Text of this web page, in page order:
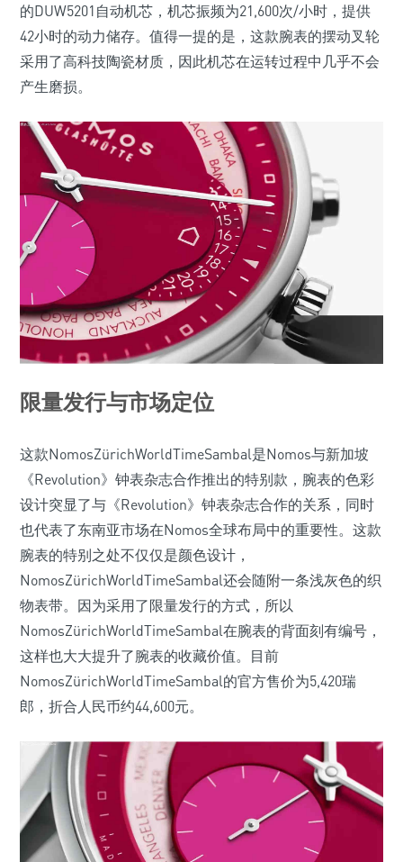
的DUW5201自动机芯，机芯振频为21,600次/小时，提供
42小时的动力储存。值得一提的是，这款腕表的摆动叉轮
采用了高科技陶瓷材质，因此机芯在运转过程中几乎不会
产生磨损。
限量发行与市场定位
这款NomosZürichWorldTimeSambal是Nomos与新加坡
《Revolution》钟表杂志合作推出的特别款，腕表的色彩
设计突显了与《Revolution》钟表杂志合作的关系，同时
也代表了东南亚市场在Nomos全球布局中的重要性。这款
腕表的特别之处不仅仅是颜色设计，
NomosZürichWorldTimeSambal还会随附一条浅灰色的织
物表带。因为采用了限量发行的方式，所以
NomosZürichWorldTimeSambal在腕表的背面刻有编号，
这样也大大提升了腕表的收藏价值。目前
NomosZürichWorldTimeSambal的官方售价为5,420瑞
郎，折合人民币约44,600元。